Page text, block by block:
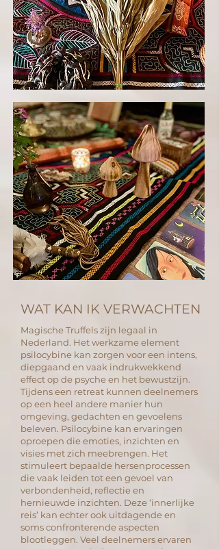
WAT KAN IK VERWACHTEN
Magische Truffels zijn legaal in
Nederland. Het werkzame element
psilocybine kan zorgen voor een intens,
diepgaand en vaak indrukwekkend
effect op de psyche en het bewustzijn.
Tijdens een retreat kunnen deelnemers
op een heel andere manier hun
omgeving, gedachten en gevoelens
beleven. Psilocybine kan ervaringen
oproepen die emoties, inzichten en
visies met zich meebrengen. Het
stimuleert bepaalde hersenprocessen
die vaak leiden tot een gevoel van
verbondenheid, reflectie en
hernieuwde inzichten. Deze ‘innerlijke
reis’ kan echter ook uitdagende en
soms confronterende aspecten
blootleggen. Veel deelnemers ervaren